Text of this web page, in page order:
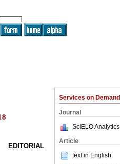
Services on Demand
Journal
SciELO Analytics
Article
text in English
EDITORIAL